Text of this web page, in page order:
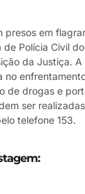
presos em
Polícia Civil
da Justiça.
no
de drogas e
ser
telefone 153.